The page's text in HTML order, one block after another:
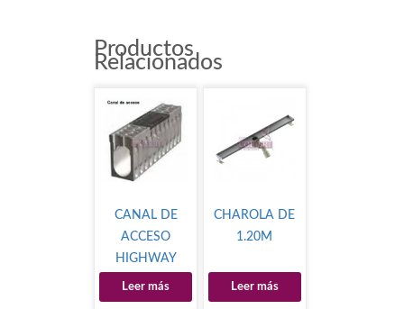
Productos
Relacionados
CANAL DE
ACCESO
HIGHWAY
DRAIN
Leer más
CHAROLA DE
1.20M
Leer más